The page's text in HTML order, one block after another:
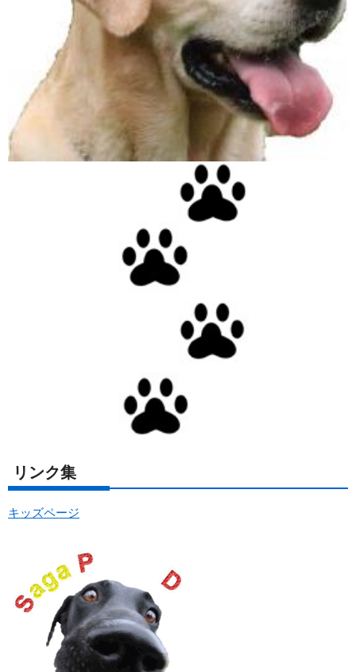
リンク集
キッズページ